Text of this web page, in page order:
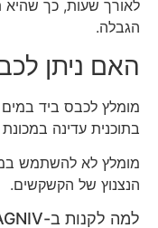
לאורך שעות, כך שהיא
הגבלה.
האם ניתן
מומלץ לכבס ביד
בתוכנית עדינה
מומלץ לא להשתמש
הנצנוץ של הקשקשים.
למה לקנות ב-BMAGNIV